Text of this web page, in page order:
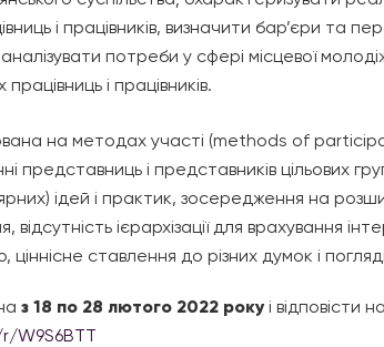
і працівників, визначити бар’єри та
потреби у сфері місцевої
і працівників.
на методах участі (methods of
представниць і представників цільових
ідей і практик, зосередження на
відсутність ієрархізації для врахування
ставлення до різних думок і
з 18 по 28 лютого 2022 рокуі відповісти
W9S6BTT